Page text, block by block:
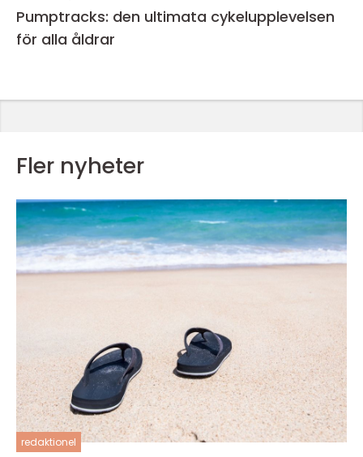
Pumptracks: den ultimata cykelupplevelsen
för alla åldrar
Fler nyheter
redaktionel